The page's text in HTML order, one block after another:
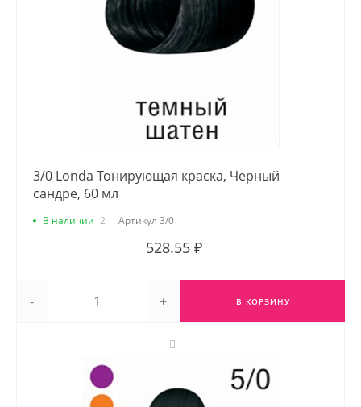
3/0 Londa Тонирующая краска, Черный
сандре, 60 мл
В наличии 2 Артикул 3/0
528.55 ₽
- + В КОРЗИНУ